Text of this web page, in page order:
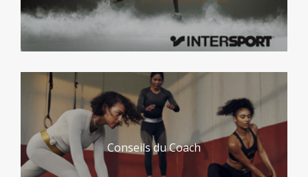
Conseils du Coach